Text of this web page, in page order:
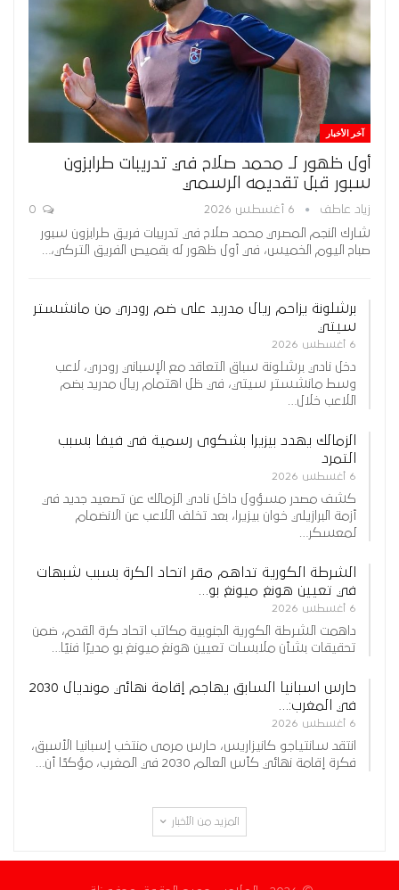
آخر الأخبار
أول ظهور لـ محمد صلاح في تدريبات طرابزون
سبور قبل تقديمه الرسمي
زياد عاطف 6 أغسطس 2026
شارك النجم المصري محمد صلاح في تدريبات فريق طرابزون سبور
صباح اليوم الخميس، في أول ظهور له بقميص الفريق التركي،…
برشلونة يزاحم ريال مدريد على ضم رودري من مانشستر
سيتي
6 أغسطس 2026
دخل نادي برشلونة سباق التعاقد مع الإسباني رودري، لاعب
وسط مانشستر سيتي، في ظل اهتمام ريال مدريد بضم
اللاعب خلال…
الزمالك يهدد بيزيرا بشكوى رسمية في فيفا بسبب
التمرد
6 أغسطس 2026
كشف مصدر مسؤول داخل نادي الزمالك عن تصعيد جديد في
أزمة البرازيلي خوان بيزيرا، بعد تخلف اللاعب عن الانضمام
لمعسكر…
الشرطة الكورية تداهم مقر اتحاد الكرة بسبب شبهات
في تعيين هونغ ميونغ بو…
6 أغسطس 2026
داهمت الشرطة الكورية الجنوبية مكاتب اتحاد كرة القدم، ضمن
تحقيقات بشأن ملابسات تعيين هونغ ميونغ بو مديرًا فنيًا…
حارس اسبانيا السابق يهاجم إقامة نهائي مونديال 2030
في المغرب:…
6 أغسطس 2026
انتقد سانتياجو كانيزاريس، حارس مرمى منتخب إسبانيا الأسبق،
فكرة إقامة نهائي كأس العالم 2030 في المغرب، مؤكدًا أن…
المزيد من الأخبار